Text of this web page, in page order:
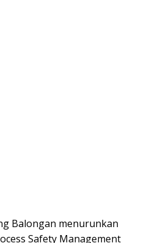
Balongan menurunkan
Safety Management